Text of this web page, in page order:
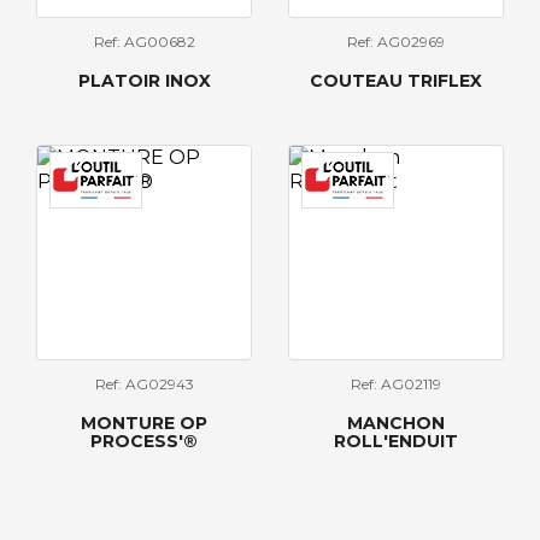
Ref: AG00682
PLATOIR INOX
Ref: AG02969
COUTEAU TRIFLEX
Ref: AG02943
MONTURE OP
PROCESS'®
Ref: AG02119
MANCHON
ROLL'ENDUIT